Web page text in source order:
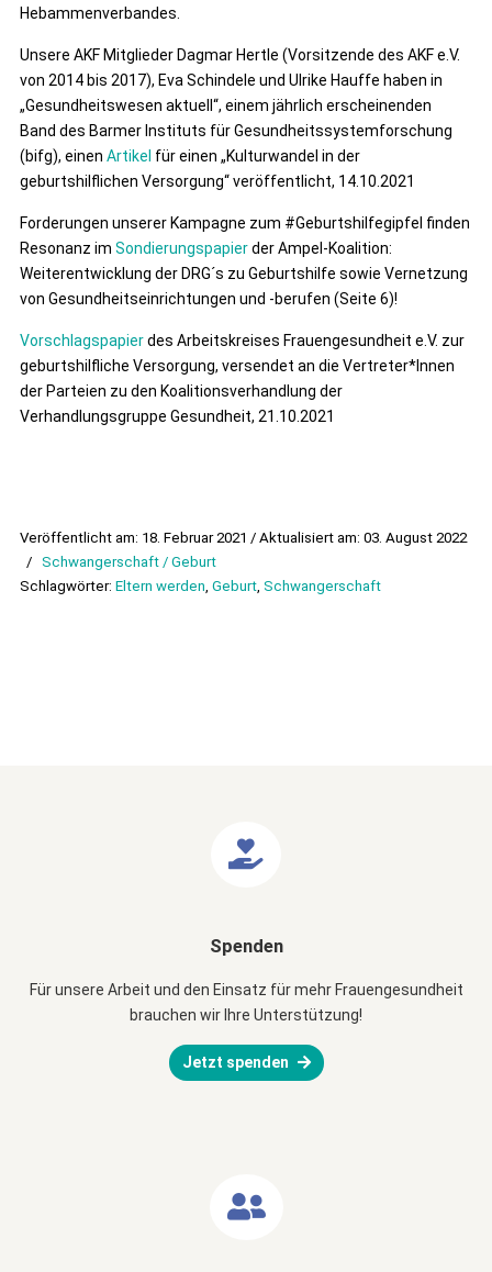
Hebammenverbandes.
Unsere AKF Mitglieder Dagmar Hertle (Vorsitzende des AKF e.V.
von 2014 bis 2017), Eva Schindele und Ulrike Hauffe haben in
„Gesundheitswesen aktuell“, einem jährlich erscheinenden
Band des Barmer Instituts für Gesundheitssystemforschung
(bifg), einen Artikel für einen „Kulturwandel in der
geburtshilflichen Versorgung“ veröffentlicht, 14.10.2021
Forderungen unserer Kampagne zum #Geburtshilfegipfel finden
Resonanz im Sondierungspapierder Ampel-Koalition:
Weiterentwicklung der DRG´s zu Geburtshilfe sowie Vernetzung
von Gesundheitseinrichtungen und -berufen (Seite 6)!
Vorschlagspapierdes Arbeitskreises Frauengesundheit e.V. zur
geburtshilfliche Versorgung, versendet an die Vertreter*Innen
der Parteien zu den Koalitionsverhandlung der
Verhandlungsgruppe Gesundheit, 21.10.2021
Veröffentlicht am: 18. Februar 2021 / Aktualisiert am: 03. August 2022
/ Schwangerschaft / Geburt
Schlagwörter: Eltern werden, Geburt, Schwangerschaft
Spenden
Für unsere Arbeit und den Einsatz für mehr Frauengesundheit
brauchen wir Ihre Unterstützung!
Jetzt spenden